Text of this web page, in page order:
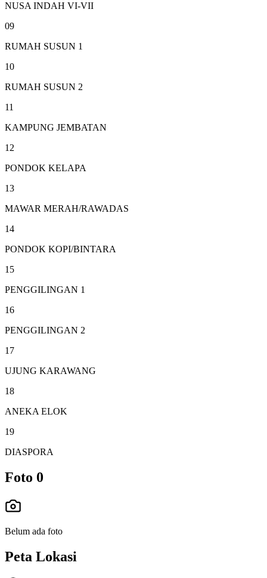
NUSA INDAH VI-VII
09
RUMAH SUSUN 1
10
RUMAH SUSUN 2
11
KAMPUNG JEMBATAN
12
PONDOK KELAPA
13
MAWAR MERAH/RAWADAS
14
PONDOK KOPI/BINTARA
15
PENGGILINGAN 1
16
PENGGILINGAN 2
17
UJUNG KARAWANG
18
ANEKA ELOK
19
DIASPORA
Foto 0
Belum ada foto
Peta Lokasi